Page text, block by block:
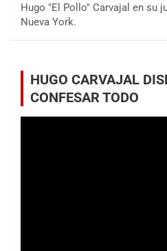
Hugo "El Pollo" Carvajal en su
Nueva York.
HUGO CARVAJAL
CONFESAR TODO